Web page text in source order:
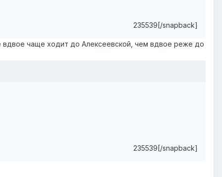
235539[/snapback]
вдвое чаще ходит до Алексеевской, чем вдвое реже до
235539[/snapback]